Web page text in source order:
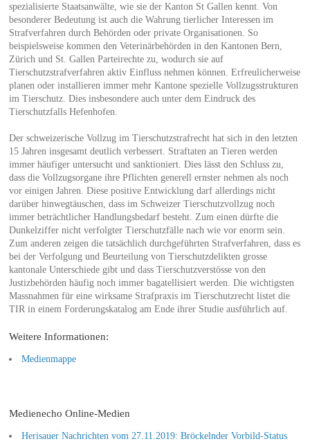
spezialisierte Staatsanwälte, wie sie der Kanton St Gallen kennt. Von
besonderer Bedeutung ist auch die Wahrung tierlicher Interessen im
Strafverfahren durch Behörden oder private Organisationen. So
beispielsweise kommen den Veterinärbehörden in den Kantonen Bern,
Zürich und St. Gallen Parteirechte zu, wodurch sie auf
Tierschutzstrafverfahren aktiv Einfluss nehmen können. Erfreulicherweise
planen oder installieren immer mehr Kantone spezielle Vollzugsstrukturen
im Tierschutz. Dies insbesondere auch unter dem Eindruck des
Tierschutzfalls Hefenhofen.
Der schweizerische Vollzug im Tierschutzstrafrecht hat sich in den letzten
15 Jahren insgesamt deutlich verbessert. Straftaten an Tieren werden
immer häufiger untersucht und sanktioniert. Dies lässt den Schluss zu,
dass die Vollzugsorgane ihre Pflichten generell ernster nehmen als noch
vor einigen Jahren. Diese positive Entwicklung darf allerdings nicht
darüber hinwegtäuschen, dass im Schweizer Tierschutzvollzug noch
immer beträchtlicher Handlungsbedarf besteht. Zum einen dürfte die
Dunkelziffer nicht verfolgter Tierschutzfälle nach wie vor enorm sein.
Zum anderen zeigen die tatsächlich durchgeführten Strafverfahren, dass es
bei der Verfolgung und Beurteilung von Tierschutzdelikten grosse
kantonale Unterschiede gibt und dass Tierschutzverstösse von den
Justizbehörden häufig noch immer bagatellisiert werden. Die wichtigsten
Massnahmen für eine wirksame Strafpraxis im Tierschutzrecht listet die
TIR in einem Forderungskatalog am Ende ihrer Studie ausführlich auf.
Weitere Informationen:
Medienmappe
Medienecho Online-Medien
Herisauer Nachrichten vom 27.11.2019: Bröckelnder Vorbild-Status